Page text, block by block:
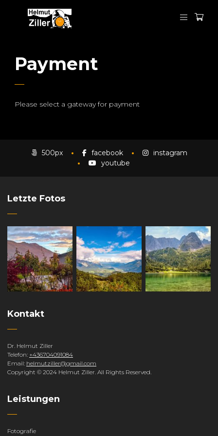
Payment
Please select a gateway for payment
500px facebook
instagram
youtube
Letzte Fotos
Kontakt
Dr. Helmut Ziller
Telefon: +436704091084
Email: helmutziller@gmail.com
Copyright © 2024 Helmut Ziller. All Rights Reserved.
Leistungen
Fotografie